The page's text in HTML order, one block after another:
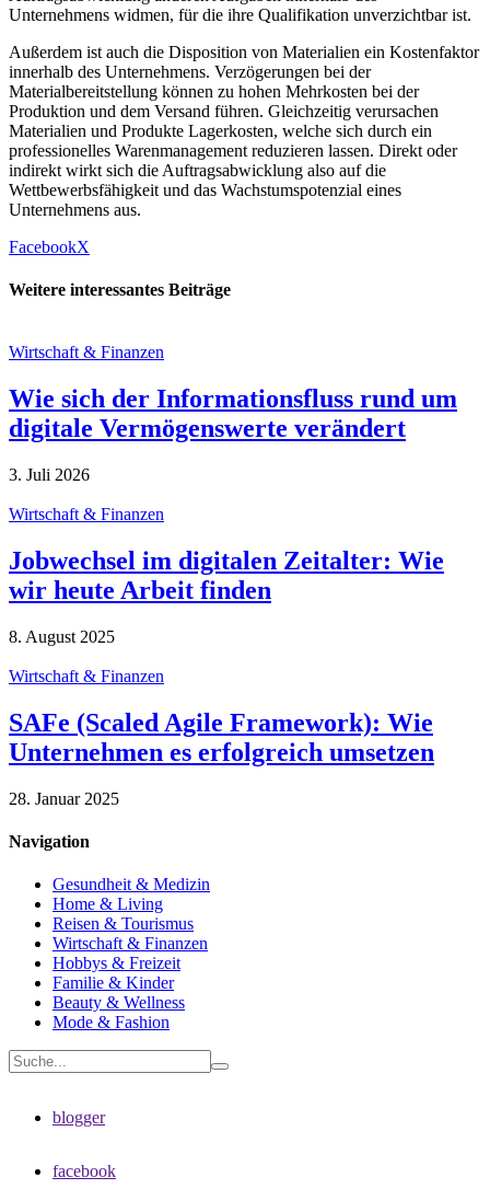
Unternehmens widmen, für die ihre Qualifikation unverzichtbar ist.
Außerdem ist auch die Disposition von Materialien ein Kostenfaktor
innerhalb des Unternehmens. Verzögerungen bei der
Materialbereitstellung können zu hohen Mehrkosten bei der
Produktion und dem Versand führen. Gleichzeitig verursachen
Materialien und Produkte Lagerkosten, welche sich durch ein
professionelles Warenmanagement reduzieren lassen. Direkt oder
indirekt wirkt sich die Auftragsabwicklung also auf die
Wettbewerbsfähigkeit und das Wachstumspotenzial eines
Unternehmens aus.
FacebookX
Weitere interessantes Beiträge
Wirtschaft & Finanzen
Wie sich der Informationsfluss rund um
digitale Vermögenswerte verändert
3. Juli 2026
Wirtschaft & Finanzen
Jobwechsel im digitalen Zeitalter: Wie
wir heute Arbeit finden
8. August 2025
Wirtschaft & Finanzen
SAFe (Scaled Agile Framework): Wie
Unternehmen es erfolgreich umsetzen
28. Januar 2025
Navigation
Gesundheit & Medizin
Home & Living
Reisen & Tourismus
Wirtschaft & Finanzen
Hobbys & Freizeit
Familie & Kinder
Beauty & Wellness
Mode & Fashion
blogger
facebook